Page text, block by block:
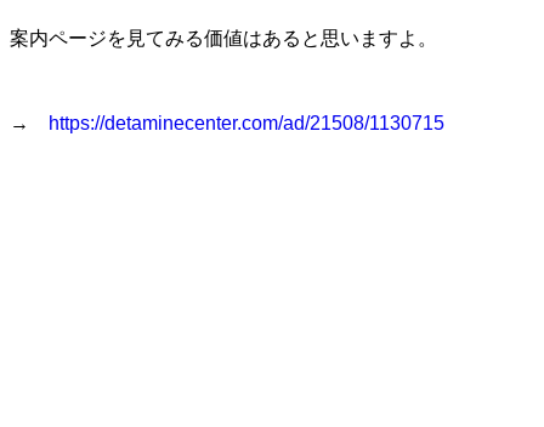
案内ページを見てみる価値はあると思いますよ。
→ https://detaminecenter.com/ad/21508/1130715